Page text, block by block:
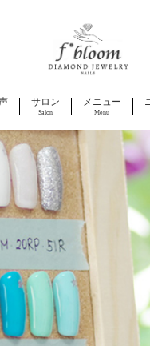
サロン
Salon
メニュー
Menu